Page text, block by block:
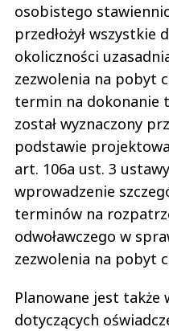
osobistego
przedłożył wszystkie
okoliczności
zezwolenia na pobyt
termin na
został wyznaczony
podstawie
art. 106a ust. 3
wprowadzenie
terminów na
odwoławczego w
zezwolenia na pobyt
Planowane jest także
dotyczących